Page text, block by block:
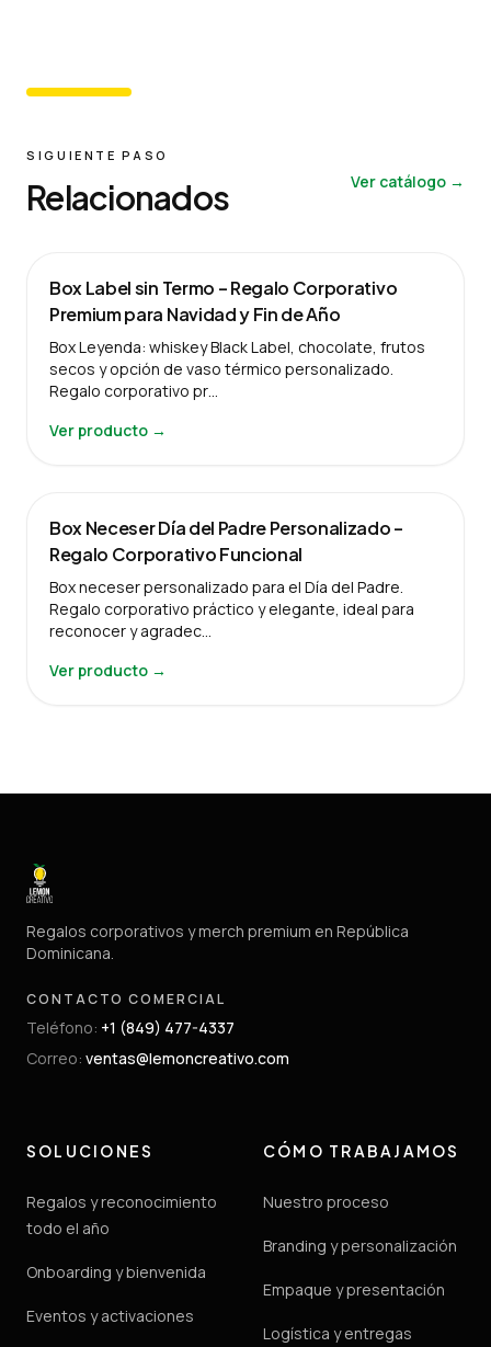
SIGUIENTE PASO
Relacionados Ver catálogo →
Box Label sin Termo – Regalo Corporativo
Premium para Navidad y Fin de Año
Box Leyenda: whiskey Black Label, chocolate, frutos
secos y opción de vaso térmico personalizado.
Regalo corporativo pr…
Ver producto →
Box Neceser Día del Padre Personalizado –
Regalo Corporativo Funcional
Box neceser personalizado para el Día del Padre.
Regalo corporativo práctico y elegante, ideal para
reconocer y agradec…
Ver producto →
Regalos corporativos y merch premium en República
Dominicana.
CONTACTO COMERCIAL
Teléfono: +1 (849) 477-4337
Correo: ventas@lemoncreativo.com
SOLUCIONES
Regalos y reconocimiento
todo el año
Onboarding y bienvenida
Eventos y activaciones
CÓMO TRABAJAMOS
Nuestro proceso
Branding y personalización
Empaque y presentación
Logística y entregas